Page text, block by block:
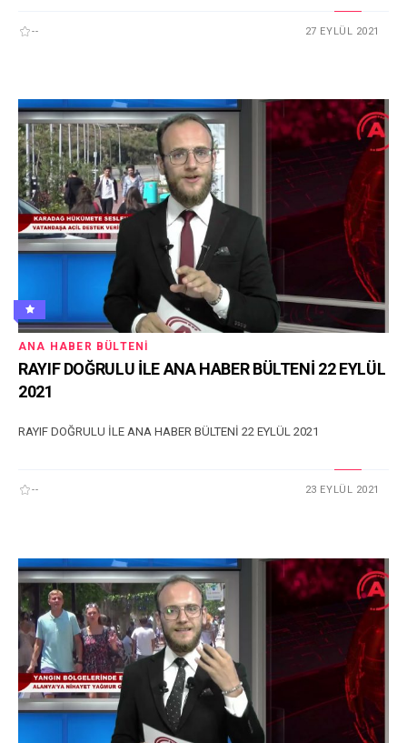
-- 27 EYLÜL 2021
ANA HABER BÜLTENI
RAYIF DOĞRULU İLE ANA HABER BÜLTENİ 22 EYLÜL
2021
RAYIF DOĞRULU İLE ANA HABER BÜLTENİ 22 EYLÜL 2021
-- 23 EYLÜL 2021